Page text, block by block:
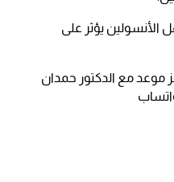
الأنسولين يؤثر على
موعد مع الدكتور حمدان